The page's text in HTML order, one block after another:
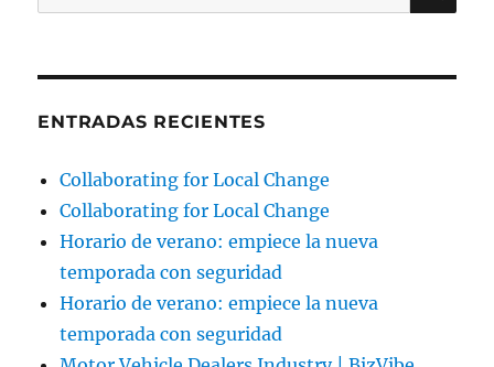
por:
ENTRADAS RECIENTES
Collaborating for Local Change
Collaborating for Local Change
Horario de verano: empiece la nueva
temporada con seguridad
Horario de verano: empiece la nueva
temporada con seguridad